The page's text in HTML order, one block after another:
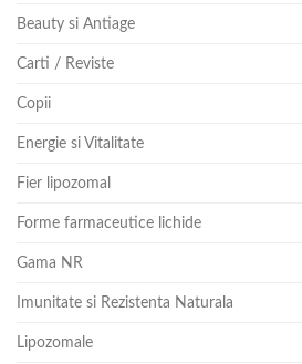
Beauty si Antiage
Carti / Reviste
Copii
Energie si Vitalitate
Fier lipozomal
Forme farmaceutice lichide
Gama NR
Imunitate si Rezistenta Naturala
Lipozomale